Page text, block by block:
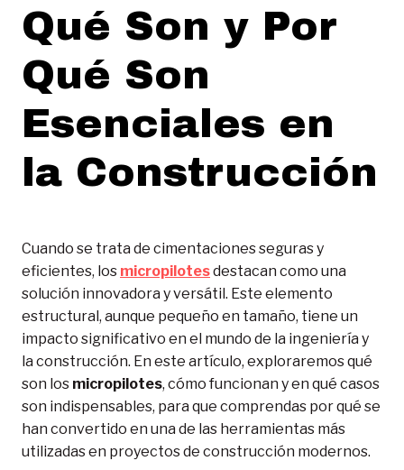
Qué Son y Por
Qué Son
Esenciales en
la Construcción
Cuando se trata de cimentaciones seguras y
eficientes, los micropilotesdestacan como una
solución innovadora y versátil. Este elemento
estructural, aunque pequeño en tamaño, tiene un
impacto significativo en el mundo de la ingeniería y
la construcción. En este artículo, exploraremos qué
son los micropilotes, cómo funcionan y en qué casos
son indispensables, para que comprendas por qué se
han convertido en una de las herramientas más
utilizadas en proyectos de construcción modernos.